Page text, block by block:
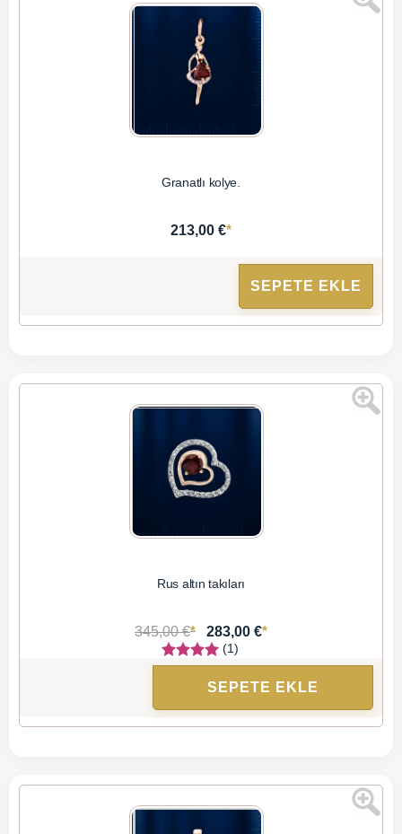
Granatlı kolye.
213,00 €*
SEPETE EKLE
Rus altın takıları
345,00 €* 283,00 €*
(1)
SEPETE EKLE